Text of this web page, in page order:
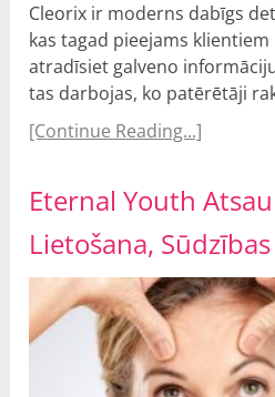
Cleorix ir moderns dabīgs
kas tagad pieejams klientiem
atradīsiet galveno
tas darbojas, ko patērētāji
[Continue Reading...]
Eternal Youth
Lietošana,